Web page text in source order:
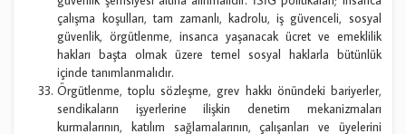
çalışma koşulları, tam zamanlı, kadrolu, iş güvenceli, sosyal
güvenlik, örgütlenme, insanca yaşanacak ücret ve emeklilik
hakları başta olmak üzere temel sosyal haklarla bütünlük
içinde tanımlanmalıdır.
Örgütlenme, toplu sözleşme, grev hakkı önündeki bariyerler,
sendikaların işyerlerine ilişkin denetim mekanizmaları
kurmalarının, katılım sağlamalarının, çalışanları ve üyelerini